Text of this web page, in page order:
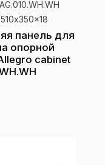
панель для
опорной
cabinet